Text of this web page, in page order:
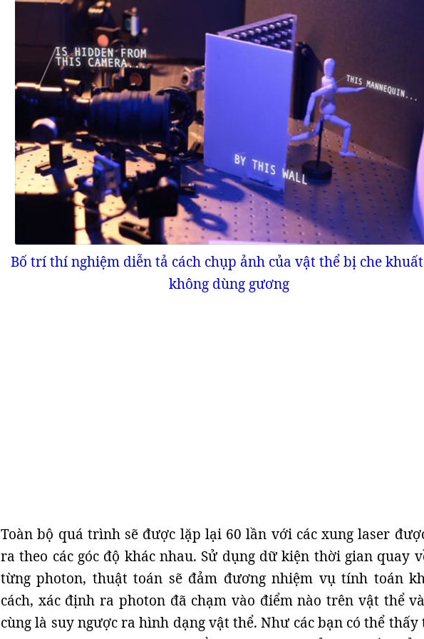
Bố trí thí nghiệm diễn tả cách chụp ảnh của vật thể bị che
không dùng gương​
Toàn bộ quá trình sẽ được lặp lại 60 lần với các xung laser
ra theo các góc độ khác nhau. Sử dụng dữ kiện thời gian quay
từng photon, thuật toán sẽ đảm đương nhiệm vụ tính toán
cách, xác định ra photon đã chạm vào điểm nào trên vật thể
cùng là suy ngược ra hình dạng vật thể. Như các bạn có thể thấy